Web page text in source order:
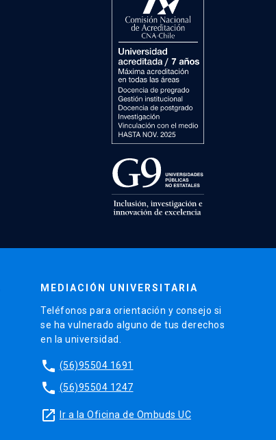
MEDIACIÓN UNIVERSITARIA
Teléfonos para orientación y consejo si
se ha vulnerado alguno de tus derechos
en la universidad.
phone (56)95504 1691
phone (56)95504 1247
launch Ir a la Oficina de Ombuds UC